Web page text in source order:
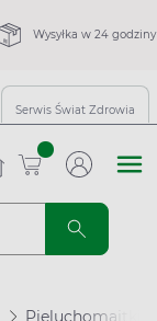
Wysyłka w 24 godziny
Serwis Świat Zdrowia
sztuk
Pieluchomajtki i